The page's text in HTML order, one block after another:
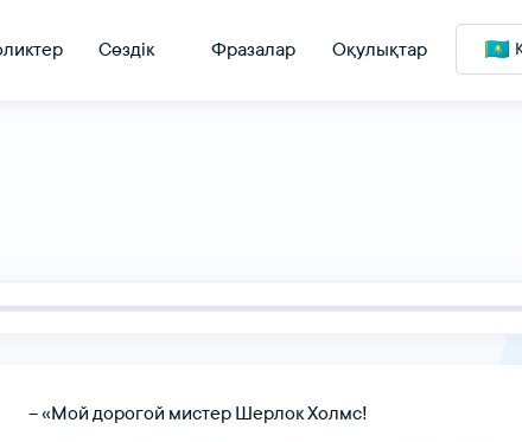
Сөздік Фразалар Оқулықтар
–«Мой дорогой мистер ШерлокХолмс!